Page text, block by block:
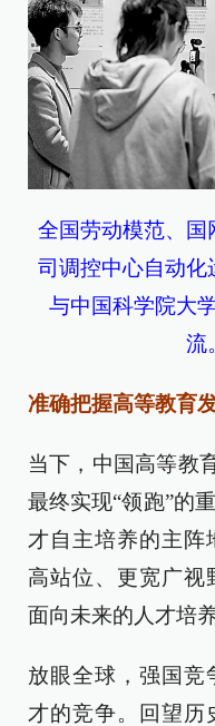
全国劳动模范、国
司调控中心自动化
与中国科学院大
流
准确把握高等教育
当下，中国高等教
最终实现“领跑”的
才自主培养的主阵
高站位、更宽广视
面向未来的人才培养
放眼全球，强国竞
才的竞争。回望历